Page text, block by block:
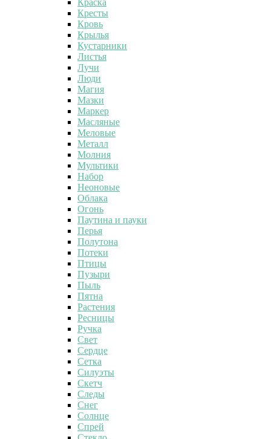
Краска
Кресты
Кровь
Крылья
Кустарники
Листья
Лучи
Люди
Магия
Мазки
Маркер
Масляные
Меловые
Металл
Молния
Мультики
Набор
Неоновые
Облака
Огонь
Паутина и пауки
Перья
Полутона
Потеки
Птицы
Пузыри
Пыль
Пятна
Растения
Ресницы
Ручка
Свет
Сердце
Сетка
Силуэты
Скетч
Следы
Снег
Солнце
Спрей